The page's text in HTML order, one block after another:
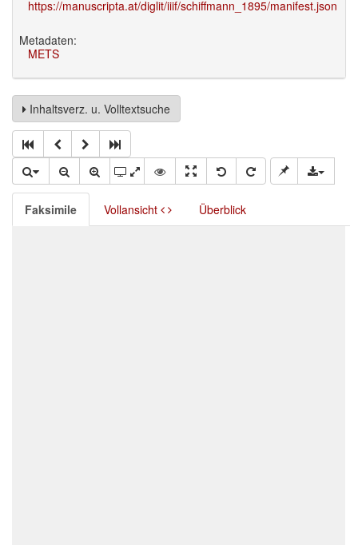
https://manuscripta.at/diglit/iiif/schiffmann_1895/manifest.json
Metadaten:
METS
Inhaltsverz. u. Volltextsuche
Faksimile Vollansicht Überblick